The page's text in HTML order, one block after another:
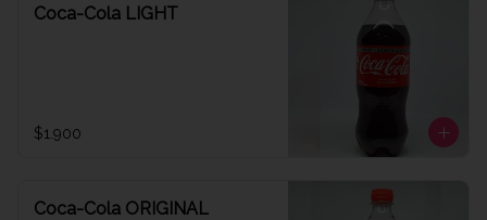
Coca-Cola LIGHT
$1.900
Coca-Cola ORIGINAL